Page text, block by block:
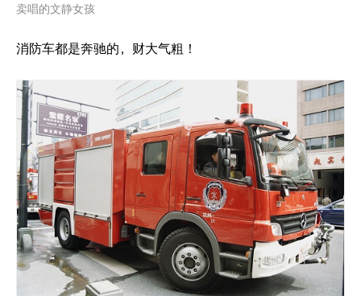
卖唱的文静女孩
消防车都是奔驰的，财大气粗！